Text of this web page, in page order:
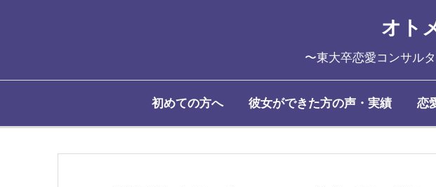
オト
〜東大卒恋愛コンサル
初めての方へ 彼女ができた方の声・実績 恋